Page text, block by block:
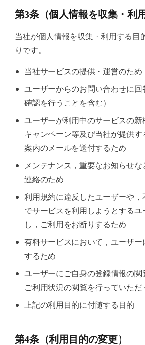
第3条（個人情報を収集・利
当社が個人情報を収集・利用する目
りです。
当社サービスの提供・運営のため
ユーザーからのお問い合わせに
確認を行うことを含む）
ユーザーが利用中のサービスの新
キャンペーン等及び当社が提供
案内のメールを送付するため
メンテナンス，重要なお知らせ
連絡のため
利用規約に違反したユーザーや
でサービスを利用しようとする
し，ご利用をお断りするため
有料サービスにおいて，ユーザ
するため
ユーザーにご自身の登録情報の閲
ご利用状況の閲覧を行っていただ
上記の利用目的に付随する目的
第4条（利用目的の変更）